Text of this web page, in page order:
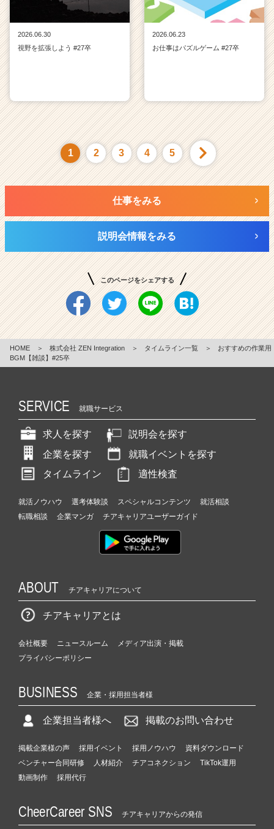
2026.06.30
視野を拡張しよう #27卒
2026.06.23
お仕事はパズルゲーム #27卒
1 2 3 4 5
仕事をみる
説明会情報をみる
このページをシェアする
HOME ＞ 株式会社 ZEN Integration ＞ タイムライン一覧 ＞
おすすめの作業用
BGM【雑談】#25卒
SERVICE 就職サービス
求人を探す
説明会を探す
企業を探す
就職イベントを探す
タイムライン
適性検査
就活ノウハウ 選考体験談 スペシャルコンテンツ
就活相談
転職相談
企業マンガ チアキャリアユーザーガイド
ABOUT チアキャリアについて
チアキャリアとは
会社概要 ニュースルーム
メディア出演・掲載
プライバシーポリシー
BUSINESS 企業・採用担当者様
企業担当者様へ 掲載のお問い合わせ
掲載企業様の声 採用イベント 採用ノウハウ
資料ダウンロード
ベンチャー合同研修
人材紹介 チアコネクション
TikTok運用
動画制作
採用代行
CheerCareer SNS チアキャリアからの発信